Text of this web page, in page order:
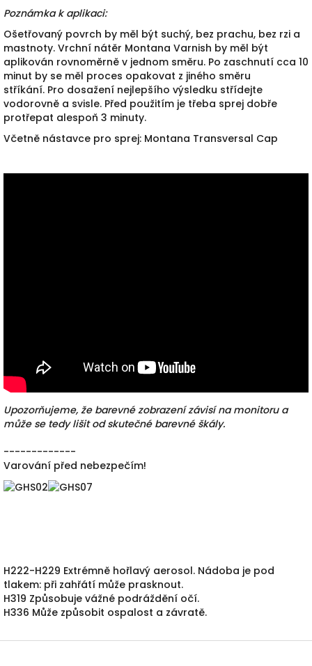
Poznámka k aplikaci:
Ošetřovaný povrch by měl být suchý, bez prachu, bez rzi a
mastnoty. Vrchní nátěr Montana Varnish by měl být
aplikován rovnoměrně v jednom směru. Po zaschnutí cca 10
minut by se měl proces opakovat z jiného směru
stříkání. Pro dosažení nejlepšího výsledku střídejte
vodorovně a svisle. Před použitím je třeba sprej dobře
protřepat alespoň 3 minuty.
Včetně nástavce pro sprej: Montana Transversal Cap
Upozorňujeme, že barevné zobrazení závisí na monitoru a
může se tedy lišit od skutečné barevné škály.
-------------
Varování před nebezpečím!
H222-H229 Extrémně hořlavý aerosol. Nádoba je pod
tlakem: při zahřátí může prasknout.
H319 Způsobuje vážné podráždění očí.
H336 Může způsobit ospalost a závratě.